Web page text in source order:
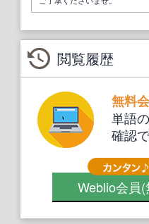
閲覧履歴
無料
単語
確認
Weblio会員